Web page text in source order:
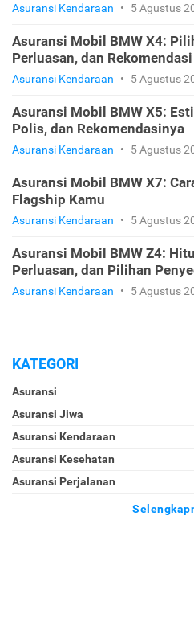
Asuransi Kendaraan • 5 Agustus
Asuransi Mobil BMW X4:
Perluasan, dan Rekomendasi
Asuransi Kendaraan • 5 Agustus
Asuransi Mobil BMW X5:
Polis, dan Rekomendasinya
Asuransi Kendaraan • 5 Agustus
Asuransi Mobil BMW X7:
Flagship Kamu
Asuransi Kendaraan • 5 Agustus
Asuransi Mobil BMW Z4:
Perluasan, dan Pilihan
Asuransi Kendaraan • 5 Agustus
KATEGORI
Asuransi
Asuransi Jiwa
Asuransi Kendaraan
Asuransi Kesehatan
Asuransi Perjalanan